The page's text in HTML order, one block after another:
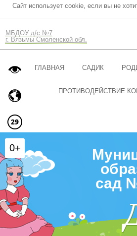
Сайт использует cookie, если вы не
МБДОУ д/с №7
г. Вязьмы Смоленской обл.
ГЛАВНАЯ САДИК
ПРОТИВОДЕЙСТВИЕ
сад
0+